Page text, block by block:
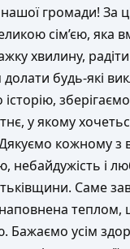
громади! За
сім’єю, яка
хвилину,
долати будь-які
зберігаємо
у якому
кожному з
небайдужість і
Саме
теплом,
Бажаємо усім